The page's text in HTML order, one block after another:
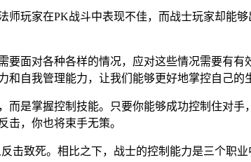
师玩家在PK战斗中表现不佳，而战士玩家却能
要面对各种各样的情况，应对这些情况需要有
自我管理能力，让我们能够更好地掌控自己
而是掌握控制技能。只要你能够成功控制住对
击，你也将束手无策。
击致死。相比之下，战士的控制能力是三个职业